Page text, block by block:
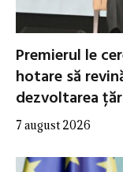
Premierul le
hotare să
dezvoltarea
7 august 2026